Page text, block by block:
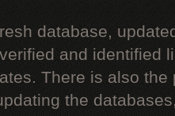
database,
and identified
There is also
the